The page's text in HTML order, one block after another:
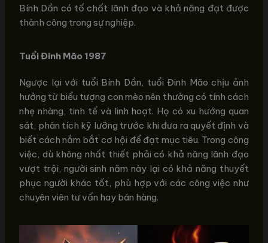
Bính Dần có tố chất lãnh đạo và khả năng đạt được
thành công trong sự nghiệp.
Tuổi Đinh Mão 1987
Ngược lại với tuổi Bính Dần, tuổi Đinh Mão chịu ảnh
hưởng từ biểu tượng con mèo nên thường có tính cách
nhẹ nhàng, tinh tế và linh hoạt. Họ có xu hướng quan
sát, phân tích kỹ lưỡng trước khi đưa ra quyết định và
biết cách nắm bắt cơ hội để đạt mục tiêu. Trong công
việc, dù không nhất thiết phải có khả năng lãnh đạo
vượt trội, người sinh năm này lại có khả năng thuyết
phục người khác tốt, phù hợp với các công việc như
chuyên viên tư vấn hay bán hàng.